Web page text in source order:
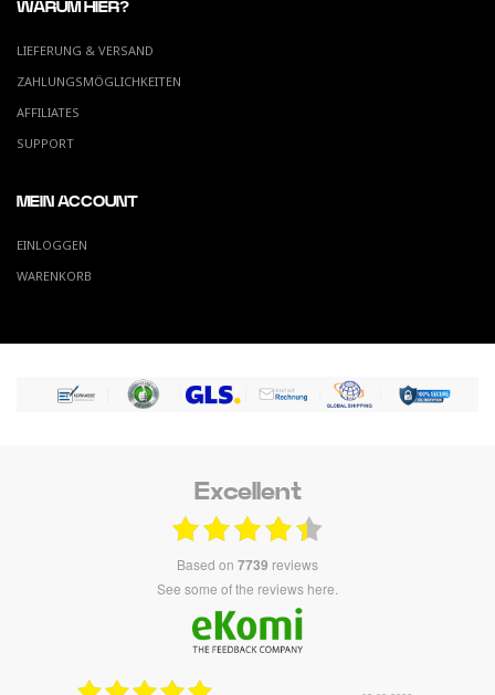
WARUM HIER?
LIEFERUNG & VERSAND
ZAHLUNGSMÖGLICHKEITEN
AFFILIATES
SUPPORT
MEIN ACCOUNT
EINLOGGEN
WARENKORB
Excellent
based on 7739 reviews
see some of the reviews here.